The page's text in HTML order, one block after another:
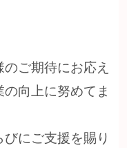
ご期待にお応え
向上に努めてま
にご支援を賜り